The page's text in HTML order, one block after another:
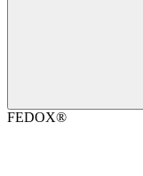
FEDOX®